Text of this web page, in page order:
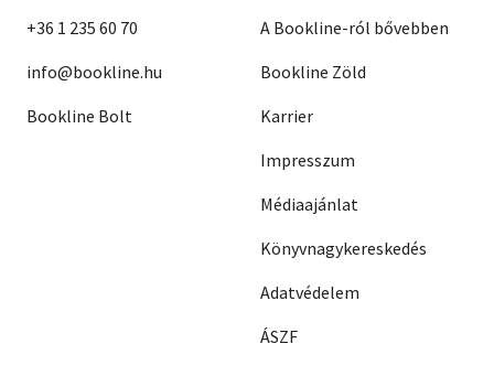
+36 1 235 60 70
info@bookline.hu
Bookline Bolt
A Bookline-ról bővebben
Bookline Zöld
Karrier
Impresszum
Médiaajánlat
Könyvnagykereskedés
Adatvédelem
ÁSZF